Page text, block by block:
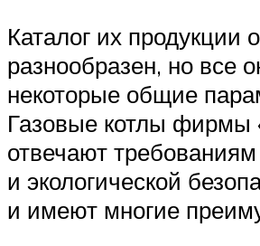
Каталог их продукции
разнообразен, но все
некоторые общие
Газовые котлы фирмы
отвечают
и экологической
и имеют многие